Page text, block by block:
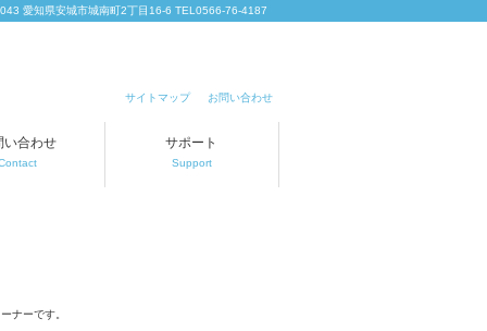
愛知県安城市城南町2丁目16-6 TEL0566-76-4187
サイトマップ お問い合わせ
い合わせ サポート
Support
ナーです。